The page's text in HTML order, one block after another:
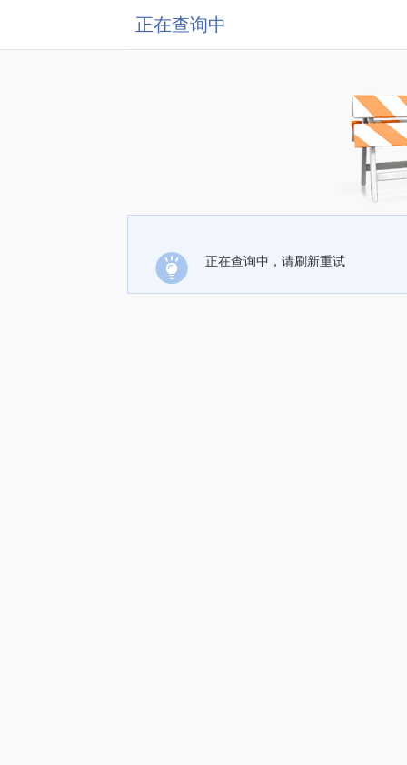
正在查询中
正在查询中，请刷新重试